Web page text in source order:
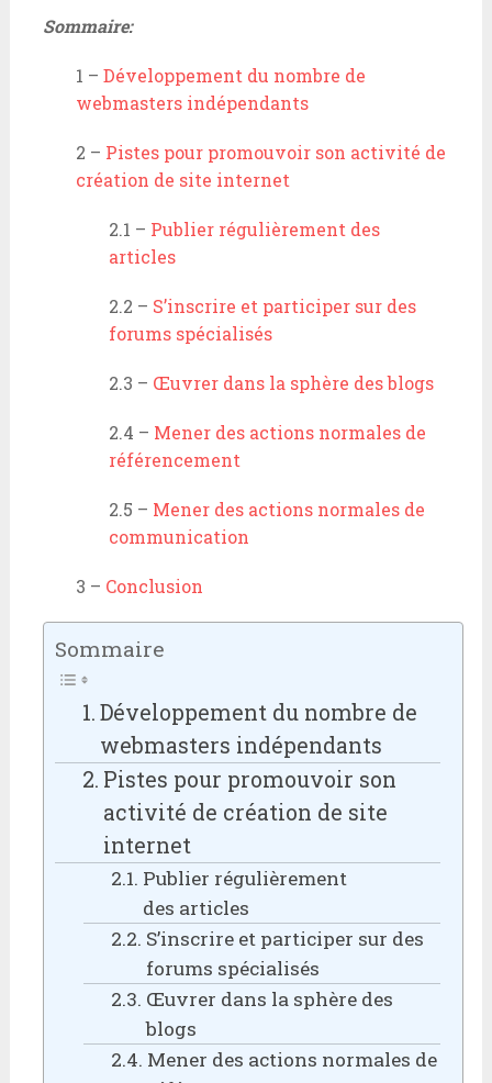
Sommaire:
1 – Développement du nombre de
webmasters indépendants
2 – Pistes pour promouvoir son activité de
création de site internet
2.1 – Publier régulièrement des
articles
2.2 – S’inscrire et participer sur des
forums spécialisés
2.3 – Œuvrer dans la sphère des blogs
2.4 – Mener des actions normales de
référencement
2.5 – Mener des actions normales de
communication
3 – Conclusion
Sommaire
Développement du nombre de
webmasters indépendants
Pistes pour promouvoir son
activité de création de site
internet
Publier régulièrement
des articles
S’inscrire et participer sur des
forums spécialisés
Œuvrer dans la sphère des
blogs
Mener des actions normales de